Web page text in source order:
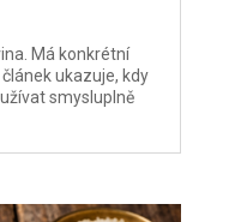
Má konkrétní
ukazuje, kdy
smysluplně